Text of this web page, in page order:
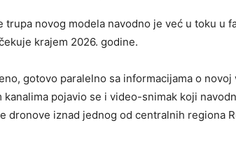
trupa novog modela navodno je već u toku u
krajem 2026. godine.
gotovo paralelno sa informacijama o
kanalima pojavio se i video-snimak koji
dronove iznad jednog od centralnih regiona